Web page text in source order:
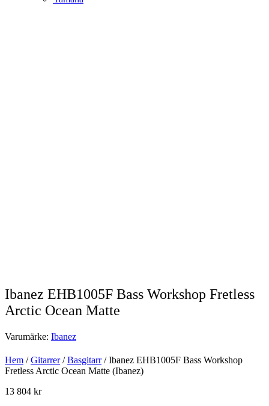
Ibanez EHB1005F Bass Workshop Fretless
Arctic Ocean Matte
Varumärke: Ibanez
Hem /Gitarrer/Basgitarr/ Ibanez EHB1005F Bass Workshop
Fretless Arctic Ocean Matte (Ibanez)
13 804 kr